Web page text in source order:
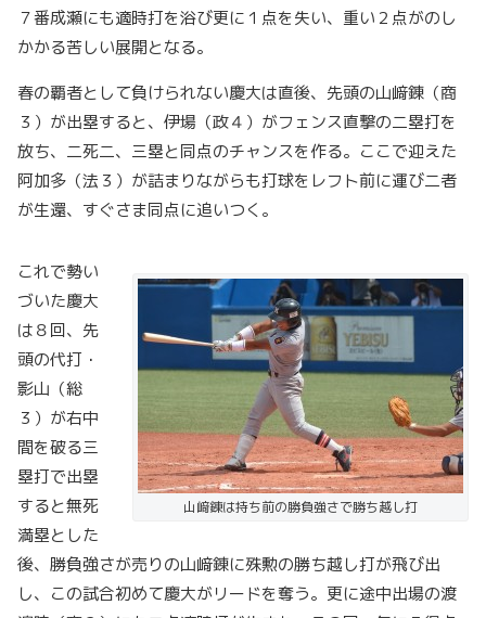
７番成瀬にも適時打を浴び更に１点を失い、重い２点がのし
かかる苦しい展開となる。
春の覇者として負けられない慶大は直後、先頭の山﨑錬（商
３）が出塁すると、伊場（政４）がフェンス直撃の二塁打を
放ち、二死二、三塁と同点のチャンスを作る。ここで迎えた
阿加多（法３）が詰まりながらも打球をレフト前に運び二者
が生還、すぐさま同点に追いつく。
山﨑錬は持ち前の勝負強さで勝ち越し打
これで勢い
づいた慶大
は８回、先
頭の代打・
影山（総
３）が右中
間を破る三
塁打で出塁
すると無死
満塁とした
後、勝負強さが売りの山﨑錬に殊勲の勝ち越し打が飛び出
し、この試合初めて慶大がリードを奪う。更に途中出場の渡